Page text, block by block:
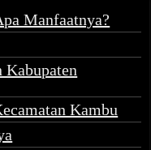
Manfaatnya?
Kabupaten
Kambu